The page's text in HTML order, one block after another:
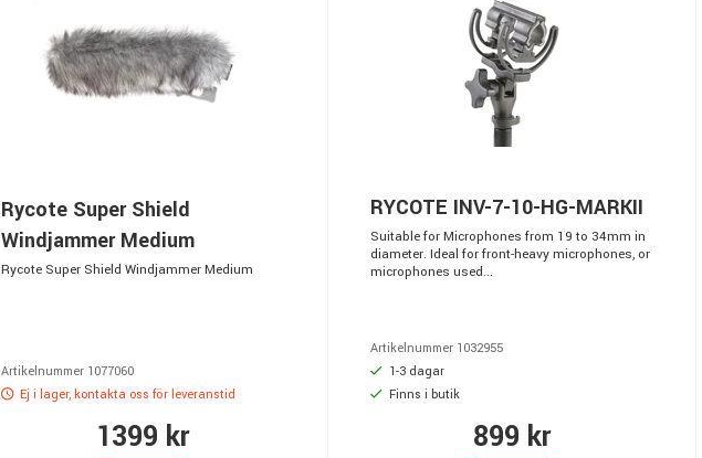
Rycote Super Shield
Windjammer Medium
Rycote Super Shield Windjammer Medium
Artikelnummer 1077060
Ej i lager, kontakta oss för leveranstid
1399 kr
RYCOTE INV-7-10-HG-MARKII
Suitable for Microphones from 19 to 34mm in
diameter. Ideal for front-heavy microphones, or
microphones used...
Artikelnummer 1032955
1-3 dagar
Finns i butik
899 kr